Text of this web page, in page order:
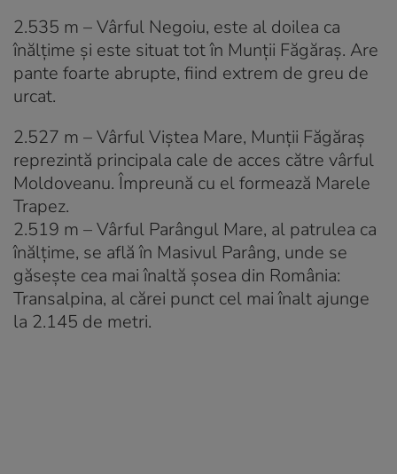
2.535 m – Vârful Negoiu, este al doilea ca
înălțime și este situat tot în Munții Făgăraș. Are
pante foarte abrupte, fiind extrem de greu de
urcat.
2.527 m – Vârful Viștea Mare, Munții Făgăraș
reprezintă principala cale de acces către vârful
Moldoveanu. Împreună cu el formează Marele
Trapez.
2.519 m – Vârful Parângul Mare, al patrulea ca
înălțime, se află în Masivul Parâng, unde se
găsește cea mai înaltă șosea din România:
Transalpina, al cărei punct cel mai înalt ajunge
la 2.145 de metri.